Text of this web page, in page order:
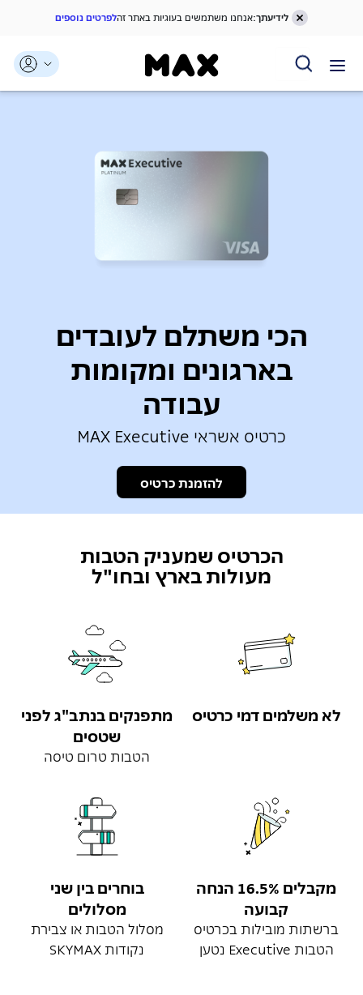
דלג אל תפריט ניווט
דלג אל תוכן ראשי
דלג אל תחתית העמוד
לידיעתך:אנחנו משתמשים בעוגיות באתר זהלפרטים נוספים
הכי משתלם לעובדים
בארגונים ומקומות
עבודה
כרטיס אשראי MAX Executive
להזמנת כרטיס
הכרטיס שמעניק הטבות
מעולות בארץ ובחו"ל
לא משלמים דמי כרטיס
מתפנקים בנתב"ג לפני
שטסים
הטבות טרום טיסה
מקבלים 16.5% הנחה
קבועה
ברשתות מובילות בכרטיס
הטבות Executive נטען
בוחרים בין שני
מסלולים
מסלול הטבות או צבירת
נקודות SKYMAX